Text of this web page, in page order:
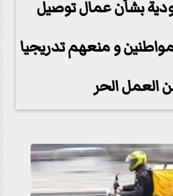
بشأن عمال توصيل
و منعهم تدريجيا
العمل الحر